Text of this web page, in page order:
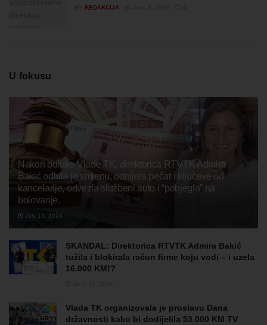
REDAKCIJA
U fokusu
Nakon odluke Vlade TK, direktorica RTVTK Admira
Bakić odbila je smjenu, odnijela pečat i ključeve od
kancelarije, odvezla službeni auto i “pobjegla” na
bolovanje.
July 10, 2024
SKANDAL: Direktorica RTVTK Admira Bakić
tužila i blokirala račun firme koju vodi – i uzela
16.000 KM!?
Vlada TK organizovala je proslavu Dana
državnosti kako bi dodijelila 53.000 KM TV